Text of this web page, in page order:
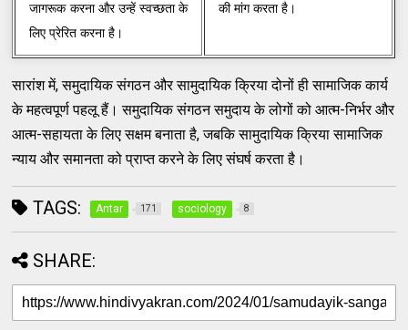
जागरूक करना और उन्हें स्वच्छता के
लिए प्रेरित करना है।
की मांग करता है।
सारांश में, समुदायिक संगठन और सामुदायिक क्रिया दोनों ही सामाजिक कार्य
के महत्वपूर्ण पहलू हैं। समुदायिक संगठन समुदाय के लोगों को आत्म-निर्भर और
आत्म-सहायता के लिए सक्षम बनाता है, जबकि सामुदायिक क्रिया सामाजिक
न्याय और समानता को प्राप्त करने के लिए संघर्ष करता है।
TAGS: Antar 171 sociology 8
SHARE: